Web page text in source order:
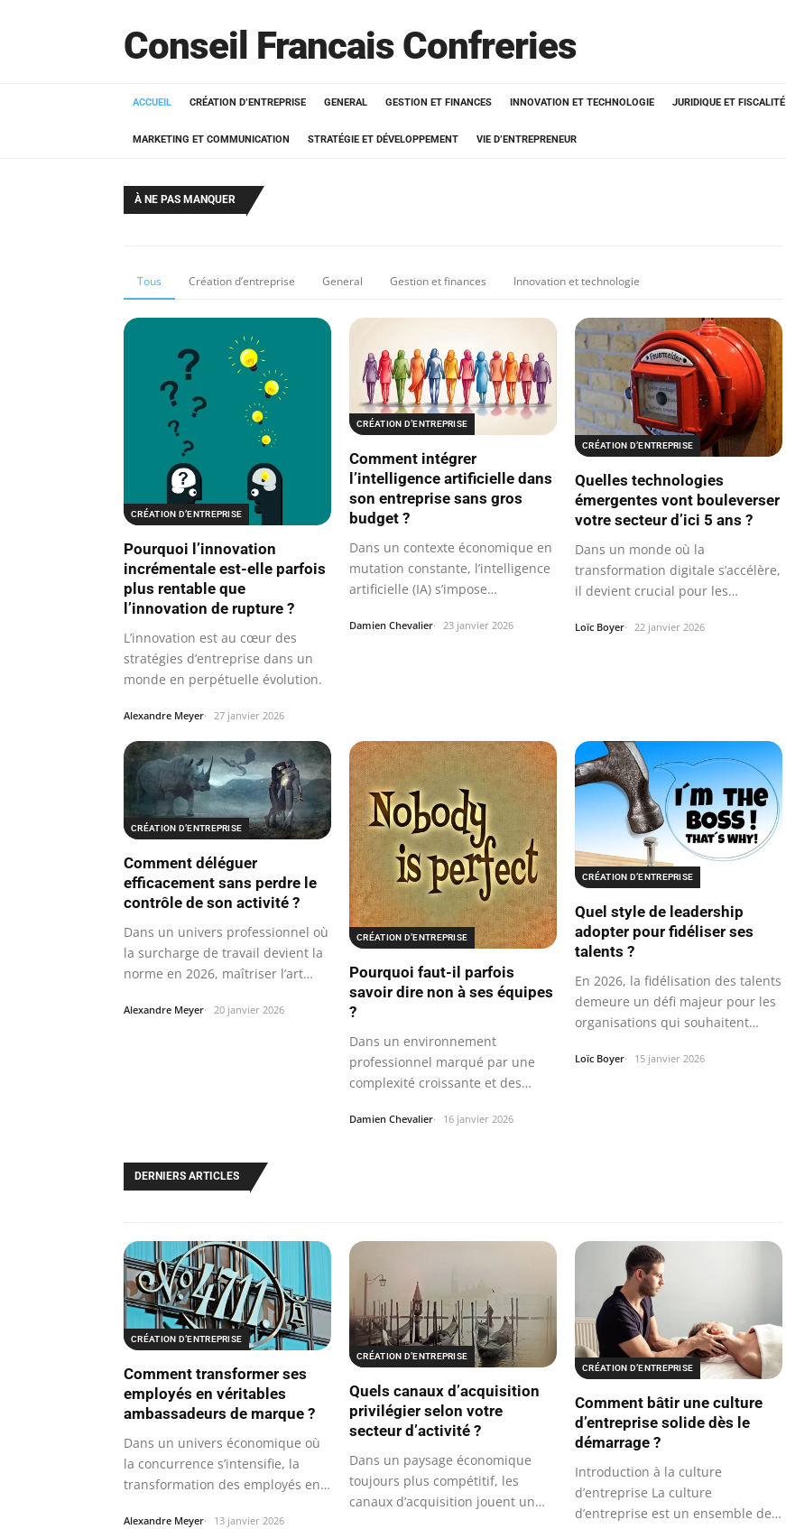
Conseil Francais Confreries
ACCUEIL CRÉATION D’ENTREPRISE GENERAL GESTION ET FINANCES INNOVATION ET TECHNOLOGIE JURIDIQUE ET FISCALITÉ
MARKETING ET COMMUNICATION STRATÉGIE ET DÉVELOPPEMENT VIE D’ENTREPRENEUR
À NE PAS MANQUER
Tous Création d’entreprise General Gestion et finances Innovation et technologie
CRÉATION D’ENTREPRISE
Pourquoi l’innovation
incrémentale est-elle parfois
plus rentable que
l’innovation de rupture ?
L’innovation est au cœur des
stratégies d’entreprise dans un
monde en perpétuelle évolution.
Alexandre Meyer 27 janvier 2026
CRÉATION D’ENTREPRISE
Comment intégrer
l’intelligence artificielle dans
son entreprise sans gros
budget ?
Dans un contexte économique en
mutation constante, l’intelligence
artificielle (IA) s’impose…
Damien Chevalier 23 janvier 2026
CRÉATION D’ENTREPRISE
Quelles technologies
émergentes vont bouleverser
votre secteur d’ici 5 ans ?
Dans un monde où la
transformation digitale s’accélère,
il devient crucial pour les
Loïc Boyer 22 janvier 2026
CRÉATION D’ENTREPRISE
Comment déléguer
efficacement sans perdre le
contrôle de son activité ?
Dans un univers professionnel où
la surcharge de travail devient la
norme en 2026, maîtriser l’art…
Alexandre Meyer 20 janvier 2026
CRÉATION D’ENTREPRISE
Pourquoi faut-il parfois
savoir dire non à ses équipes
?
Dans un environnement
professionnel marqué par une
complexité croissante et des
Damien Chevalier 16 janvier 2026
CRÉATION D’ENTREPRISE
Quel style de leadership
adopter pour fidéliser ses
talents ?
En 2026, la fidélisation des talents
demeure un défi majeur pour les
organisations qui souhaitent…
Loïc Boyer 15 janvier 2026
DERNIERS ARTICLES
CRÉATION D’ENTREPRISE
Comment transformer ses
employés en véritables
ambassadeurs de marque ?
Dans un univers économique où
la concurrence s’intensifie, la
transformation des employés en…
Alexandre Meyer 13 janvier 2026
CRÉATION D’ENTREPRISE
Quels canaux d’acquisition
privilégier selon votre
secteur d’activité ?
Dans un paysage économique
toujours plus compétitif, les
canaux d’acquisition jouent un
CRÉATION D’ENTREPRISE
Comment bâtir une culture
d’entreprise solide dès le
démarrage ?
Introduction à la culture
d’entreprise La culture
d’entreprise est un ensemble de